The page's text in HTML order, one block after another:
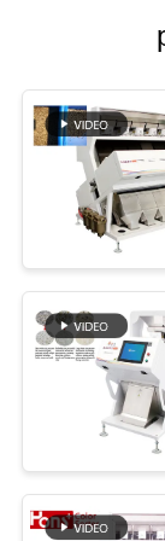
PRIVACY
POLICY